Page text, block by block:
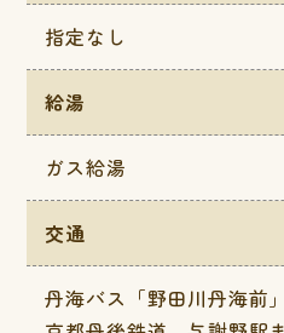
指定なし
給湯
ガス給湯
交通
丹海バス「野田川丹海前